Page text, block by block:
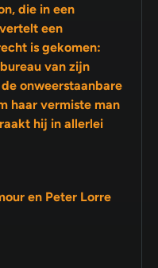
die in een
een
is gekomen:
van zijn
haar vermiste man
in allerlei
en Peter Lorre